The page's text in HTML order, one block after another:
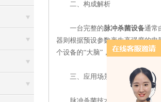
二、构成解析
一台完整的脉冲杀菌设备通常
器则根据预设参数产生高强度的
个设备的“大脑”，负责调节脉冲强
三、应用场景广泛，优势显著